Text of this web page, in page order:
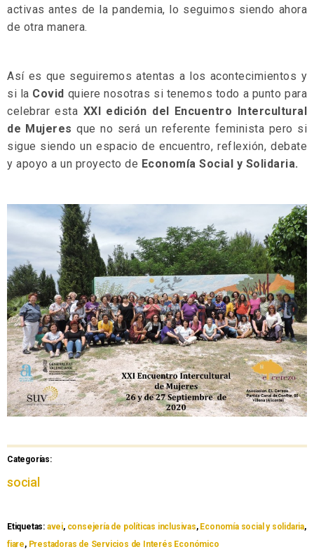
activas antes de la pandemia, lo seguimos siendo ahora
de otra manera.
Así es que seguiremos atentas a los acontecimientos y
si la Covid quiere nosotras si tenemos todo a punto para
celebrar esta XXI edición del Encuentro Intercultural
de Mujeres que no será un referente feminista pero si
sigue siendo un espacio de encuentro, reflexión, debate
y apoyo a un proyecto de Economía Social y Solidaria.
Categorías:
social
Etiquetas: avei, consejería de políticas inclusivas, Economía social y solidaria,
fiare, Prestadoras de Servicios de Interés Económico